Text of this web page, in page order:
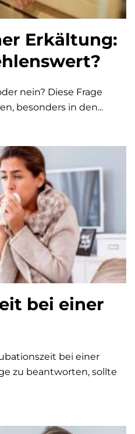
Erkältung:
nein? Diese Frage
besonders in den...
bei einer
bei einer
zu beantworten, sollte